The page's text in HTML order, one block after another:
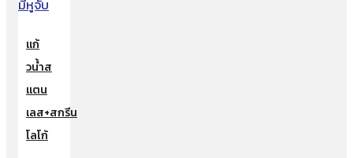
แก้
วน้ำส
แตน
เลส+สกรีน
โลโก้